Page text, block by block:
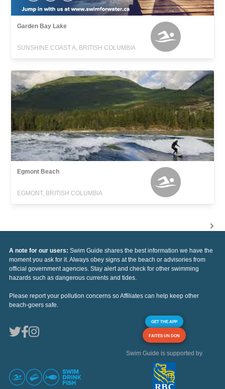
Garden Bay Lake
SUNSHINE COAST A, BRITISH COLUMBIA
Egmont Beach
EGMONT, BRITISH COLUMBIA
A note for our users: Swim Guide shares the best information we have the
moment you ask for it. Always obey signs at the beach or advisories from
official government agencies. Stay alert and check for other swimming
hazards such as dangerous currents and tides.
Please report your pollution concerns so Affiliates can help keep other
beach-goers safe.
GET THE APP
FAITES UN DON
Swim Guide is supported by